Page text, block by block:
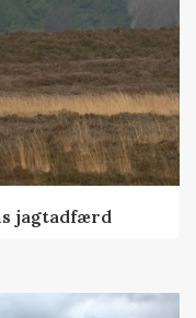
jagtadfærd